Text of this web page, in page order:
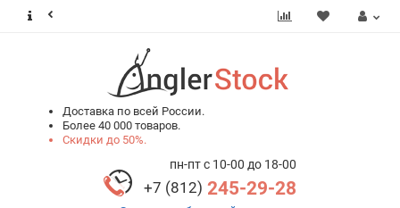
Доставка по всей России.
Более 40 000 товаров.
Скидки до 50%.
пн-пт с 10-00 до 18-00
+7 (812) 245-29-28